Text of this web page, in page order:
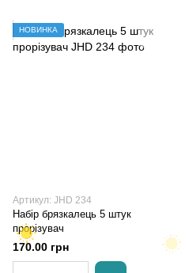
НОВИНКА
Артикул: JHD 234
Набір брязкалець 5 штук
прорізувач
170.00 грн